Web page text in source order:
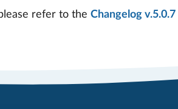
refer to the Changelog v.5.0.7